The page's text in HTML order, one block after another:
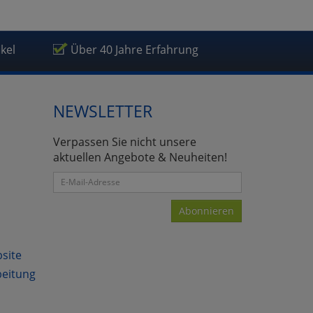
Über 40 Jahre Erfahrung
NEWSLETTER
Verpassen Sie nicht unsere
aktuellen Angebote & Neuheiten!
Abonnieren